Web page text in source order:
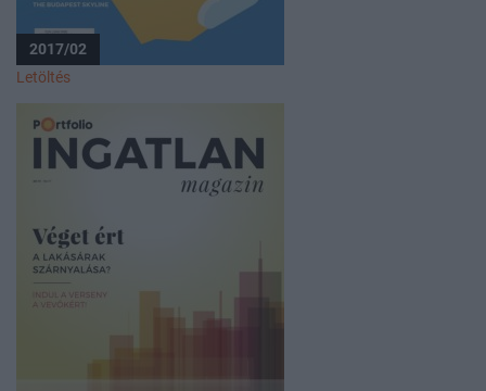
2017/02
Letöltés